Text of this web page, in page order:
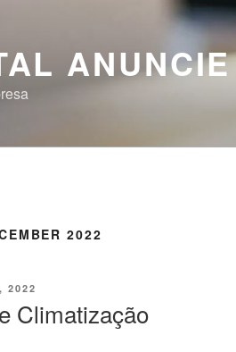
ANUNCIE
2022
2022
Climatização